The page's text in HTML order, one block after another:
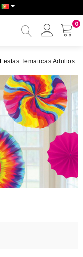
0
Minha
Festas Tematicas Adultos >